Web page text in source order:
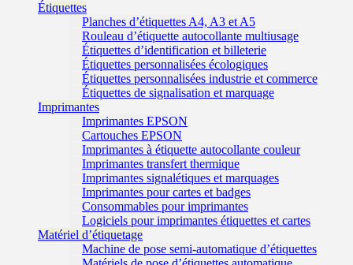
Étiquettes
Planches d’étiquettes A4, A3 et A5
Rouleau d’étiquette autocollante multiusage
Étiquettes d’identification et billeterie
Étiquettes personnalisées écologiques
Étiquettes personnalisées industrie et commerce
Étiquettes de signalisation et marquage
Imprimantes
Imprimantes EPSON
Cartouches EPSON
Imprimantes à étiquette autocollante couleur
Imprimantes transfert thermique
Imprimantes signalétiques et marquages
Imprimantes pour cartes et badges
Consommables pour imprimantes
Logiciels pour imprimantes étiquettes et cartes
Matériel d’étiquetage
Machine de pose semi-automatique d’étiquettes